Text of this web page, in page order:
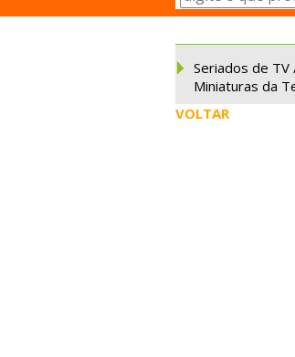
Seriados de
Miniaturas da
VOLTAR